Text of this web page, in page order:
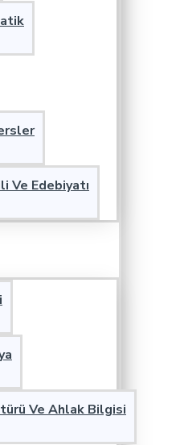
Ve Edebiyatı
Ve Ahlak Bilgisi